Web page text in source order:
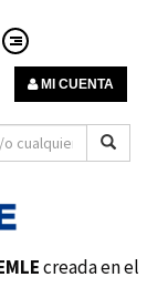
MI CUENTA
creada en el